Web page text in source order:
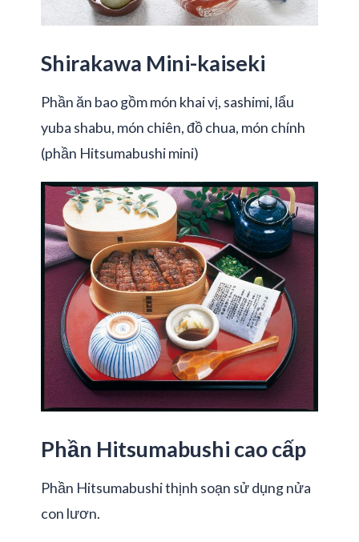
Shirakawa Mini-kaiseki
Phần ăn bao gồm món khai vị, sashimi, lẩu
yuba shabu, món chiên, đồ chua, món chính
(phần Hitsumabushi mini)
Phần Hitsumabushi cao cấp
Phần Hitsumabushi thịnh soạn sử dụng nửa
con lươn.